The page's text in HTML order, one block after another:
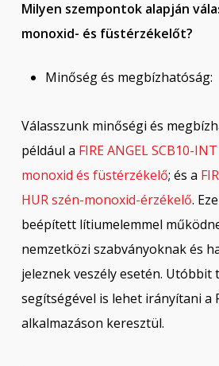
Milyen szempontok alapján
monoxid- és füstérzékelőt?
Minőség és megbízhatóság:
Válasszunk minőségi és
például a FIRE ANGEL SCB10-
monoxid és füstérzékelő; és a
HUR szén-monoxid-érzékelő.
beépített lítiumelemmel
nemzetközi szabványoknak és
jeleznek veszély esetén.
segítségével is lehet irányítani a
alkalmazáson keresztül.